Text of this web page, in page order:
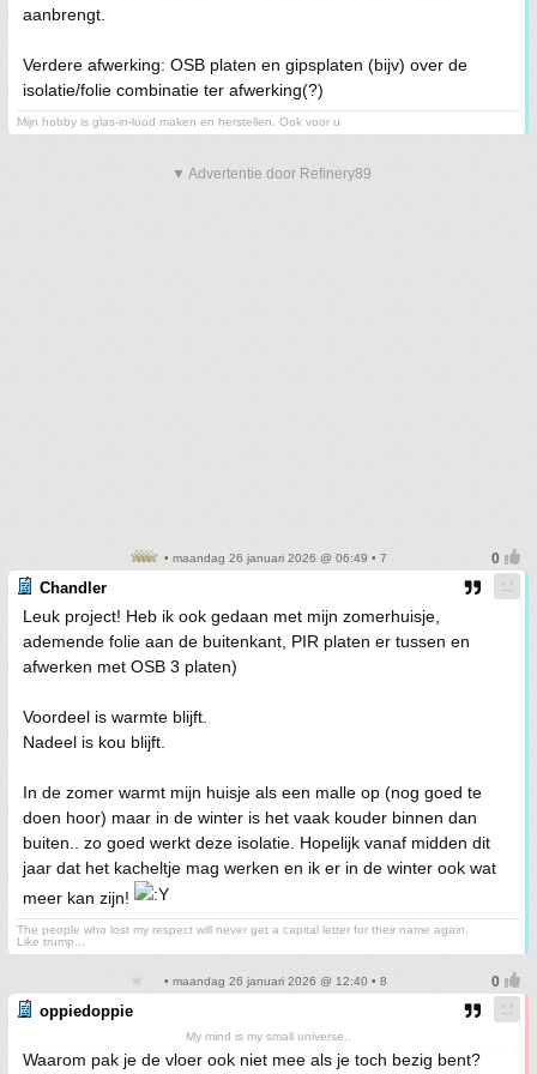
aanbrengt.
Verdere afwerking: OSB platen en gipsplaten (bijv) over de
isolatie/folie combinatie ter afwerking(?)
Mijn hobby is glas-in-lood maken en herstellen. Ook voor u
▼ Advertentie door Refinery89
• maandag 26 januari 2026 @ 06:49 • 7
Chandler
Leuk project! Heb ik ook gedaan met mijn zomerhuisje,
ademende folie aan de buitenkant, PIR platen er tussen en
afwerken met OSB 3 platen)
Voordeel is warmte blijft.
Nadeel is kou blijft.
In de zomer warmt mijn huisje als een malle op (nog goed te
doen hoor) maar in de winter is het vaak kouder binnen dan
buiten.. zo goed werkt deze isolatie. Hopelijk vanaf midden dit
jaar dat het kacheltje mag werken en ik er in de winter ook wat
meer kan zijn!
The people who lost my respect will never get a capital letter for their name again.
Like trump...
• maandag 26 januari 2026 @ 12:40 • 8
oppiedoppie
My mind is my small universe..
Waarom pak je de vloer ook niet mee als je toch bezig bent?